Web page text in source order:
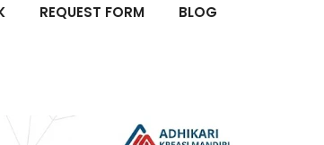
REQUEST FORM BLOG